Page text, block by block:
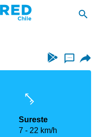
...
Sureste
7
22 km/h